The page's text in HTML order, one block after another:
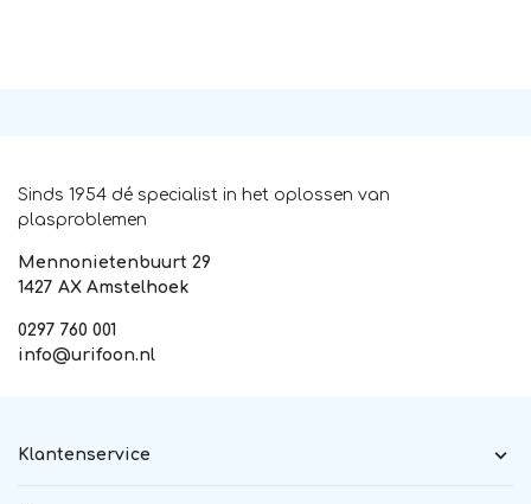
Sinds 1954 dé specialist in het oplossen van
plasproblemen
Mennonietenbuurt 29
1427 AX Amstelhoek
0297 760 001
info@urifoon.nl
Klantenservice